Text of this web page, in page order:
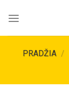
PRADŽIA /